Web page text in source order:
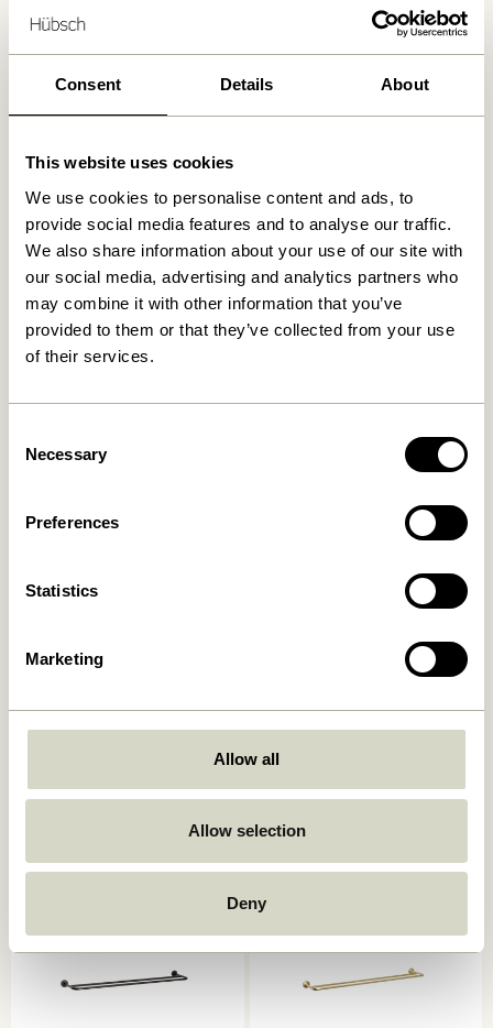
Consent Details About
This website uses cookies
We use cookies to personalise content and ads, to
provide social media features and to analyse our traffic.
We also share information about your use of our site with
our social media, advertising and analytics partners who
may combine it with other information that you’ve
provided to them or that they’ve collected from your use
of their services.
Selection
Necessary
Preferences
Statistics
Marketing
Allow all
Allow selection
Deny
Produits similaires
279,00kr.
1.049,00kr.839,20kr.
Shack Porte-revues Noir
1.049,00kr.
Ajouter au panier